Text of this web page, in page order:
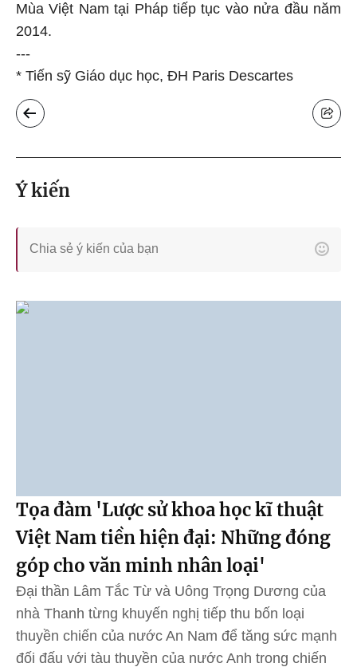
Mùa Việt Nam tại Pháp tiếp tục vào nửa đầu năm
2014.
---
* Tiến sỹ Giáo dục học, ĐH Paris Descartes
Ý kiến
Tọa đàm 'Lược sử khoa học kĩ thuật
Việt Nam tiền hiện đại: Những đóng
góp cho văn minh nhân loại'
Đại thần Lâm Tắc Từ và Uông Trọng Dương của
nhà Thanh từng khuyến nghị tiếp thu bốn loại
thuyền chiến của nước An Nam để tăng sức mạnh
đối đấu với tàu thuyền của nước Anh trong chiến